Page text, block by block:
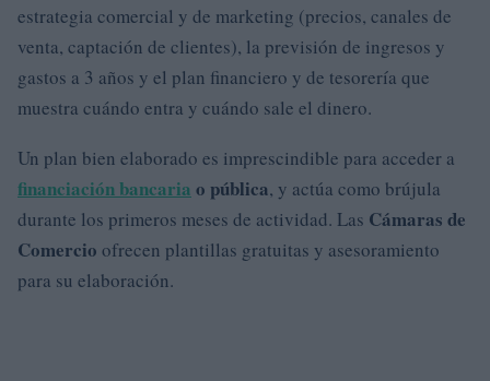
estrategia comercial y de marketing (precios, canales de
venta, captación de clientes), la previsión de ingresos y
gastos a 3 años y el plan financiero y de tesorería que
muestra cuándo entra y cuándo sale el dinero.
Un plan bien elaborado es imprescindible para acceder a
financiación bancaria o pública, y actúa como brújula
durante los primeros meses de actividad. Las Cámaras de
Comercio ofrecen plantillas gratuitas y asesoramiento
para su elaboración.